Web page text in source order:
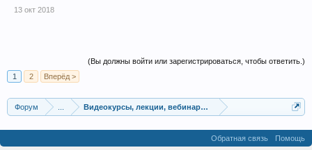
13 окт 2018
(Вы должны войти или зарегистрироваться, чтобы ответить.)
1
2 Вперёд >
Форум Видеокурсы, лекции, вебинары, учебный материал
Обратная связь Помощь